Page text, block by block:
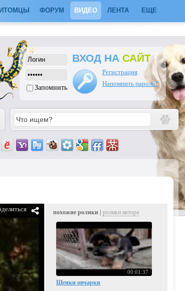
ФОРУМ ВИДЕО ЛЕНТА ЕЩЕ
Запомнить
ВХОД НА САЙТ
Регистрация
Напомнить пароль?
похожие ролики | ролики автора
00:01:37
Щенки овчарки